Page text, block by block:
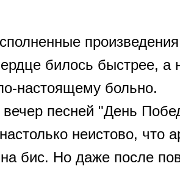
билось быстрее, а
настоящему больно.
песней "День
неистово, что
бис. Но даже после